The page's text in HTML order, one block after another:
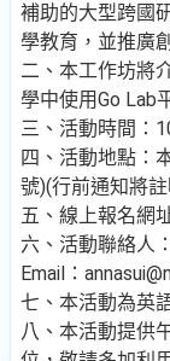
補助的大型跨國
學教育，並推廣
二、本工作坊將
學中使用Go Lab
三、活動時間：
四、活動地點：
號)(行前通知將
五、線上報名網
六、活動聯絡人
Email：
七、本活動為英
八、本活動提供